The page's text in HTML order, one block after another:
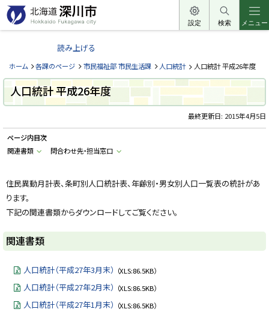
本
文
へ
ュ
へ
北
道
深
川
市
k
a
F
k
a
w
a
c
設定 検索 メニュー
読み上げる
ホーム 各課のページ 市民福祉部 市民生活課 人口統計 人口統計 平成26年度
人口統計 平成26年度
最終更新日: 2015年4月5日
ページ内目次
関連書類
問合わせ先・担当窓口
住民異動月計表、条町別人口統計表、年齢別・男女別人口一覧表の統計があ
ります。
下記の関連書類からダウンロードしてご覧ください。
関連書類
人口統計（平成27年3月末） （XLS:86.5KB）
人口統計（平成27年2月末） （XLS:86.5KB）
人口統計（平成27年1月末） （XLS:86.5KB）